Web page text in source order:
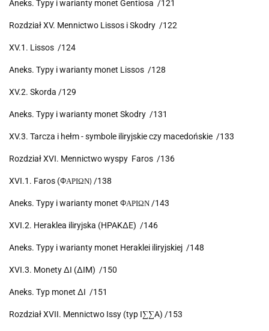
Aneks. Typy i warianty monet Gentiosa /121
Rozdział XV. Mennictwo Lissos i Skodry /122
XV.1. Lissos /124
Aneks. Typy i warianty monet Lissos /128
XV.2. Skorda /129
Aneks. Typy i warianty monet Skodry /131
XV.3. Tarcza i hełm - symbole iliryjskie czy macedońskie /133
Rozdział XVI. Mennictwo wyspy Faros /136
XVI.1. Faros (ΦAPIΩN) /138
Aneks. Typy i warianty monet ΦAPIΩN /143
XVI.2. Heraklea iliryjska (HPAKΔE) /146
Aneks. Typy i warianty monet Heraklei iliryjskiej /148
XVI.3. Monety ΔI (ΔIM) /150
Aneks. Typ monet ΔI /151
Rozdział XVII. Mennictwo Issy (typ I∑∑A) /153